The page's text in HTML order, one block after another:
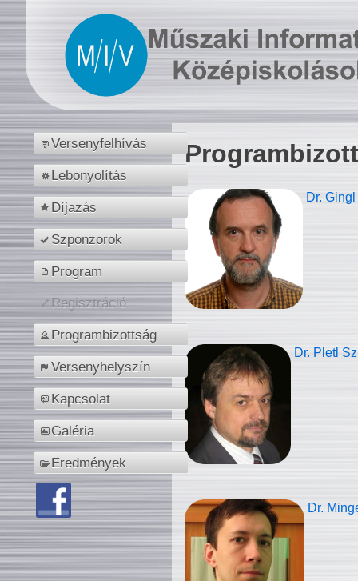
Versenyfelhívás
Lebonyolítás
Díjazás
Szponzorok
Program
Regisztráció
Programbizottság
Versenyhelyszín
Kapcsolat
Galéria
Eredmények
Dr.
Dr. Pletl
Dr.